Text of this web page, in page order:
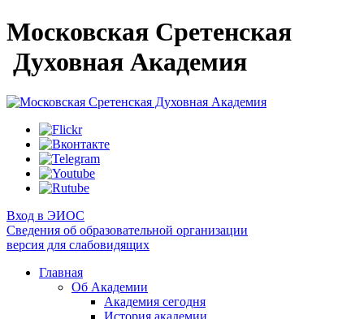
Московская Сретенская
Духовная Академия
Вход в ЭИОС
Сведения об образовательной организации
версия для слабовидящих
Главная
Об Академии
Академия сегодня
История академии